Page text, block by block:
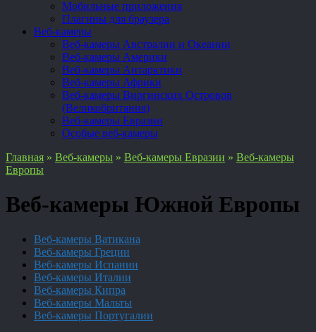
Мобильные приложения
Плагины для браузера
Веб-камеры
Веб-камеры Австралии и Океании
Веб-камеры Америки
Веб-камеры Антарктики
Веб-камеры Африки
Веб-камеры Виргинских Островов
(Великобритания)
Веб-камеры Евразии
Особые веб-камеры
Главная » Веб-камеры » Веб-камеры Евразии » Веб-камеры
Европы
Веб-камеры Южной Европы
Веб-камеры Ватикана
Веб-камеры Греции
Веб-камеры Испании
Веб-камеры Италии
Веб-камеры Кипра
Веб-камеры Мальты
Веб-камеры Португалии